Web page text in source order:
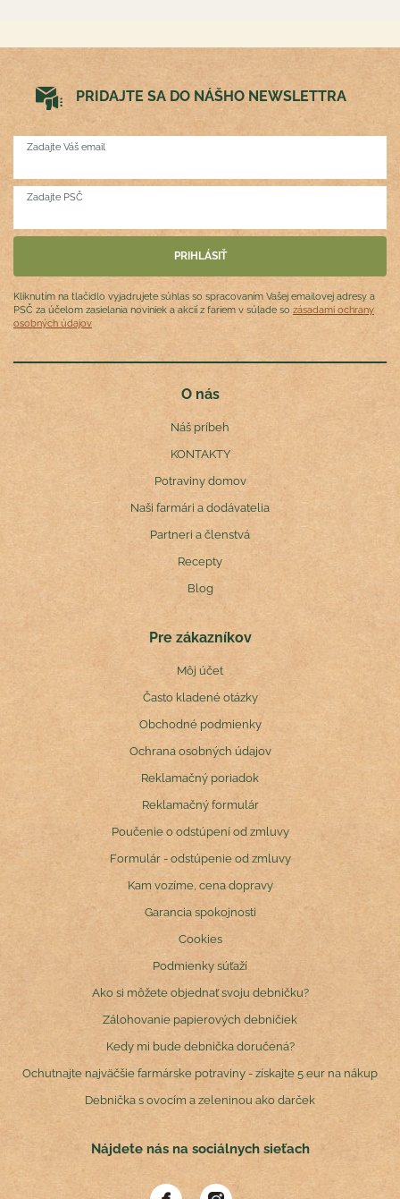
PRIDAJTE SA DO NÁŠHO NEWSLETTRA
Zadajte Váš email
Zadajte PSČ
Kliknutím na tlačidlo vyjadrujete súhlas so spracovaním Vašej emailovej adresy a
PSČ za účelom zasielania noviniek a akcií z fariem v súlade so zásadami ochrany
osobných údajov
O nás
Náš príbeh
KONTAKTY
Potraviny domov
Naši farmári a dodávatelia
Partneri a členstvá
Recepty
Blog
Pre zákazníkov
Môj účet
Často kladené otázky
Obchodné podmienky
Ochrana osobných údajov
Reklamačný poriadok
Reklamačný formulár
Poučenie o odstúpení od zmluvy
Formulár - odstúpenie od zmluvy
Kam vozíme, cena dopravy
Garancia spokojnosti
Cookies
Podmienky súťaží
Ako si môžete objednať svoju debničku?
Zálohovanie papierových debničiek
Kedy mi bude debnička doručená?
Ochutnajte najväčšie farmárske potraviny - získajte 5 eur na nákup
Debnička s ovocím a zeleninou ako darček
Nájdete nás na sociálnych sieťach